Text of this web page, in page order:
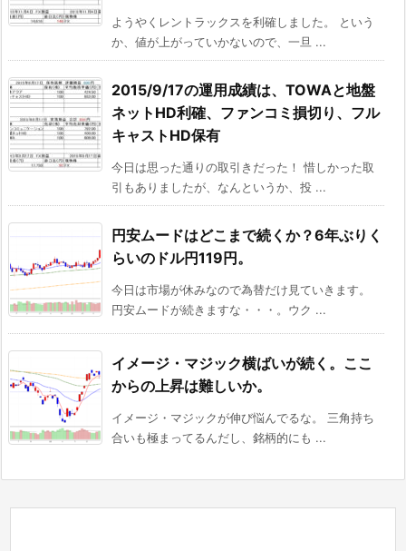
ようやくレントラックスを利確しました。 という
か、値が上がっていかないので、一旦 ...
2015/9/17の運用成績は、TOWAと地盤
ネットHD利確、ファンコミ損切り、フル
キャストHD保有
今日は思った通りの取引きだった！ 惜しかった取
引もありましたが、なんというか、投 ...
円安ムードはどこまで続くか？6年ぶりく
らいのドル円119円。
今日は市場が休みなので為替だけ見ていきます。
円安ムードが続きますな・・・。ウク ...
イメージ・マジック横ばいが続く。ここ
からの上昇は難しいか。
イメージ・マジックが伸び悩んでるな。 三角持ち
合いも極まってるんだし、銘柄的にも ...